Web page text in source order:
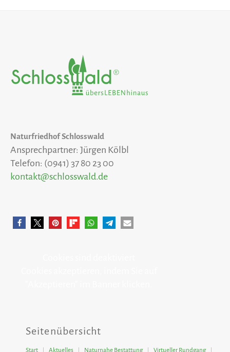
Naturfriedhof Schlosswald
Ansprechpartner: Jürgen Kölbl
Telefon: (0941) 37 80 23 00
kontakt@schlosswald.de
Seitenübersicht
Start Aktuelles Naturnahe Bestattung Virtueller Rundgang